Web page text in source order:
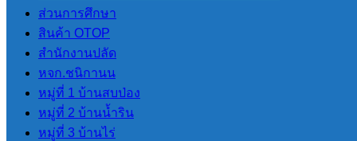
ส่วนการศึกษา
สินค้า OTOP
สํานักงานปลัด
หจก.ชนิกานน
หมู่ที่ 1 บ้านสบป่อง
หมู่ที่ 2 บ้านน้ำริน
หมู่ที่ 3 บ้านไร่
ซื้อจัดจ้างหรือ
การจัดหาพัสดุ
รายเดือน
รายงานผลการ
จัดซื้อจัดจ้าง
หรือการจัดหา
พัสดุประจำปี